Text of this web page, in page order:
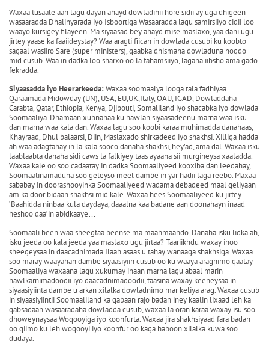
Waxaa tusaale aan lagu dayan ahayd dowladihii hore sidii ay uga dhigeen
wasaaradda Dhalinyarada iyo Isboortiga Wasaaradda lagu samirsiiyo cidii loo
waayo kursigey filayeen. Ma siyaasad bey ahayd mise maslaxo, yaa dani ugu
jirtey yaase ka faaiideystay? Waa aragti fiican in dowlada cusubi ku koobto
sagaal wasiiro Sare (super ministers), qaabka dhismaha dowladuna noqdo
mid cusub. Waa in dadka loo sharxo oo la fahamsiiyo, lagana iibsho ama gado
fekradda.
Siyaasadda iyo Heerarkeeda:Waxaa soomaalya looga tala fadhiyaa
Qaraamada Midowday (UN), USA, EU,UK,Italy, OAU, IGAD, Dowladdaha
Carabta, Qatar, Ethiopia, Kenya, Djibouti, Somaliland iyo shacabka iyo dowlada
Soomaaliya. Dhamaan xubnahaa ku hawlan siyaasadeenu marna waa isku
dan marna waa kala dan. Waxaa lagu soo koobi karaa muhimadda danahaas,
Khayraad, Dhul balaarsi, Diin, Maslaxado shirkadeed iyo shakhsi. Xilliga hadda
ah waa adagtahay in la kala sooco danaha shakhsi, hey’ad, ama dal. Waxaa isku
laablaabta danaha sidi caws la falkiyey taas ayaana sii murgineysa xaaladda.
Waxaa kale oo soo cadaatay in dadka Soomaaliyeed kooxiba dan leedahay,
Soomaalinamaduna soo geleyso meel dambe in yar hadii laga reebo. Maxaa
sababay in doorashooyinka Soomaaliyeed wadama debadeed maal geliyaan
am ka door bidaan shakhsi mid kale. Waxaa hees Soomaaliyeed ku jirtey
‘Baahidda ninbaa kula daydaya, daaalna kaa badane aan doonahayn inaad
heshoo daa’in abidkaaye…
Soomaali been waa sheegtaa beense ma maahmaahdo. Danaha isku lidka ah,
isku jeeda oo kala jeeda yaa maslaxo ugu jirtaa? Taariikhdu waxay inoo
sheegeysaa in daacadnimada Ilaah asaas u tahay wanaaga shakhsiga. Waxaa
soo maray waayahan dambe siyaasiyiin cusub oo ku waaya aragnimo qaatay
Soomaaliya waxaana lagu xukumay inaan marna lagu abaal marin
hawlkarnimadoodii iyo daacadnimadoodii, taasina waxay keeneysaa in
siyaasiyiinta dambe u arkan xilalka dowladnimo mar keliya arag. Waxaa cusub
in siyaasiyiintii Soomaaliland ka qabaan rajo badan iney kaalin lixaad leh ka
qabsadaan wasaaradaha dowladda cusub, waxaa la oran karaa waxay isu soo
dhoweynaysaa Woqooyiga iyo koonfurta. Waxaa jira shakhsiyaad fara badan
oo qiimo ku leh woqooyi iyo koonfur oo kaga haboon xilalka kuwa soo
dudaya.